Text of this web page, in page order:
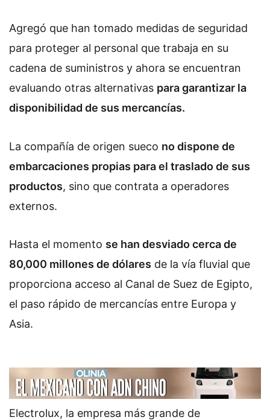
Agregó que han tomado medidas de seguridad
para proteger al personal que trabaja en su
cadena de suministros y ahora se encuentran
evaluando otras alternativas para garantizar la
disponibilidad de sus mercancías.
La compañía de origen sueco no dispone de
embarcaciones propias para el traslado de sus
productos, sino que contrata a operadores
externos.
Hasta el momento se han desviado cerca de
80,000 millones de dólares de la vía fluvial que
proporciona acceso al Canal de Suez de Egipto,
el paso rápido de mercancías entre Europa y
Asia.
Electrolux, la empresa más grande de